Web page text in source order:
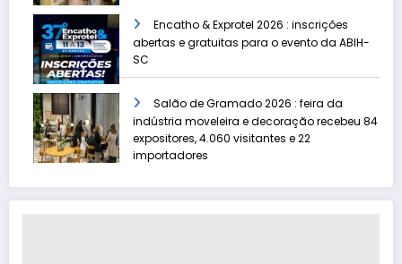
Encatho & Exprotel 2026 : inscrições
abertas e gratuitas para o evento da ABIH-
SC
Salão de Gramado 2026 : feira da
indústria moveleira e decoração recebeu 84
expositores, 4.060 visitantes e 22
importadores